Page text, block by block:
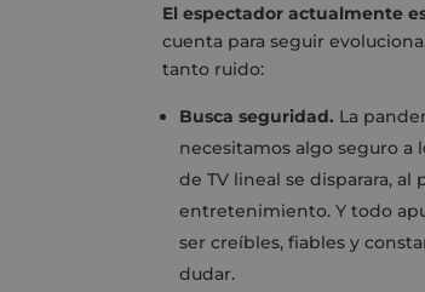
El espectador actualmente
cuenta para seguir
tanto ruido:
Busca seguridad. La
necesitamos algo seguro a
de TV lineal se disparara,
entretenimiento. Y todo
ser creíbles, fiables y
dudar.